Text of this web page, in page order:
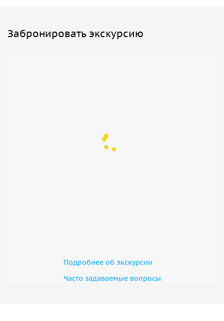
Забронировать экскурсию
Подробнее об экскурсии
Часто задаваемые вопросы